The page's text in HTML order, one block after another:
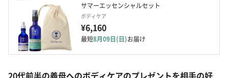
サマーエッセンシャルセット
ボディケア
¥6,160
最短8月09日(日)お届け